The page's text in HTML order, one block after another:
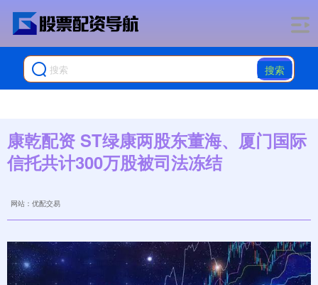
搜索
康乾配资 ST绿康两股东董海、厦门国际
信托共计300万股被司法冻结
网站：优配交易